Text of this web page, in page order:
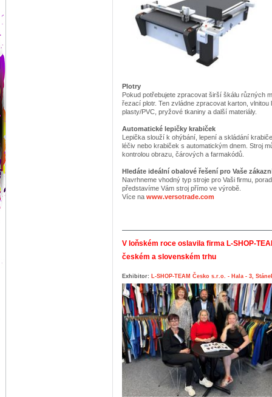
Plotry
Pokud potřebujete zpracovat širší škálu různých
řezací plotr. Ten zvládne zpracovat karton,
plasty/PVC, pryžové tkaniny a další materiály.
Automatické lepičky krabiček
Lepička slouží k ohýbání, lepení a skládání
léčiv nebo krabiček s automatickým dnem. Stroj
kontrolou obrazu, čárových a farmakódů.
Hledáte ideální obalové řešení pro Vaše
Navrhneme vhodný typ stroje pro Vaši firmu,
představíme Vám stroj přímo ve výrobě.
Více na www.versotrade.com
V loňském roce oslavila firma L-SHOP-
českém a slovenském trhu
Exhibitor: L-SHOP-TEAM Česko s.r.o. - Hala - 3,